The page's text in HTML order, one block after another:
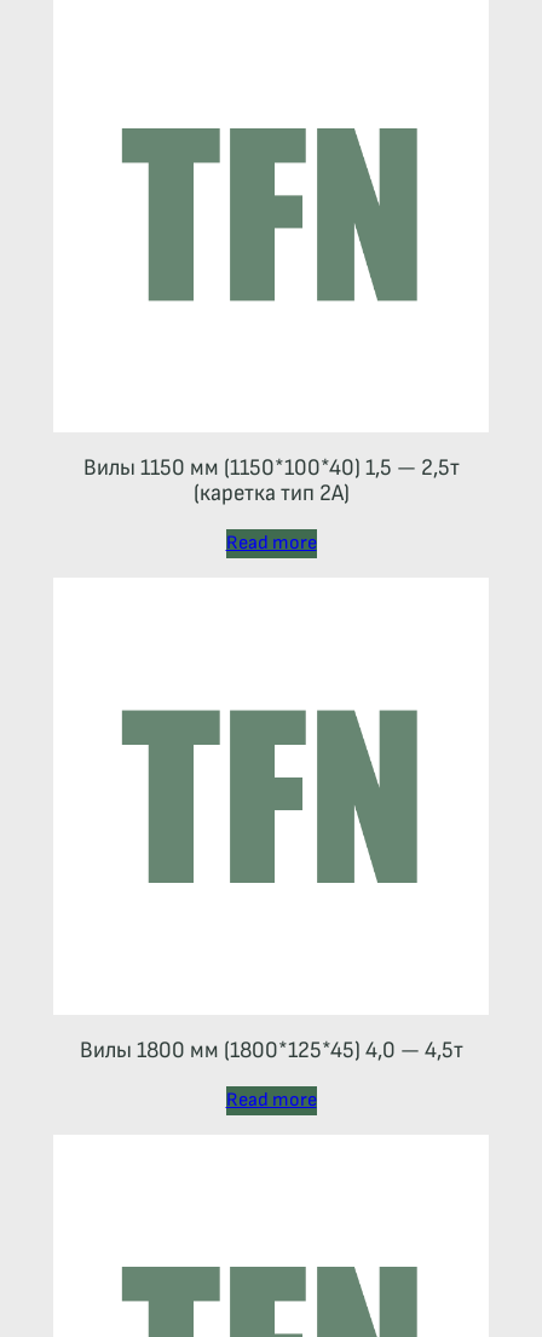
Вилы 1150 мм (1150*100*40) 1,5 — 2,5т
(каретка тип 2A)
Read more
Вилы 1800 мм (1800*125*45) 4,0 — 4,5т
Read more